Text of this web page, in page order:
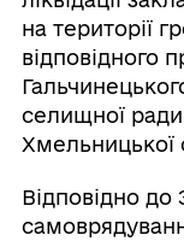
на території
відповідного
селищної
Хмельницької
Відповідно до